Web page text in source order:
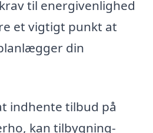
til energivenlighed
et vigtigt punkt at
din
indhente tilbud på
kan tilbygning-